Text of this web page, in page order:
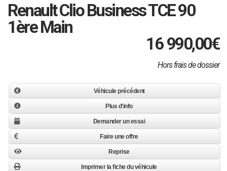
Renault Clio Business TCE 90
1ère Main
16 990,00€
Hors frais de dossier
Véhicule précédent
Plus d'info
Demander un essai
Faire une offre
Reprise
Imprimer la fiche du véhicule